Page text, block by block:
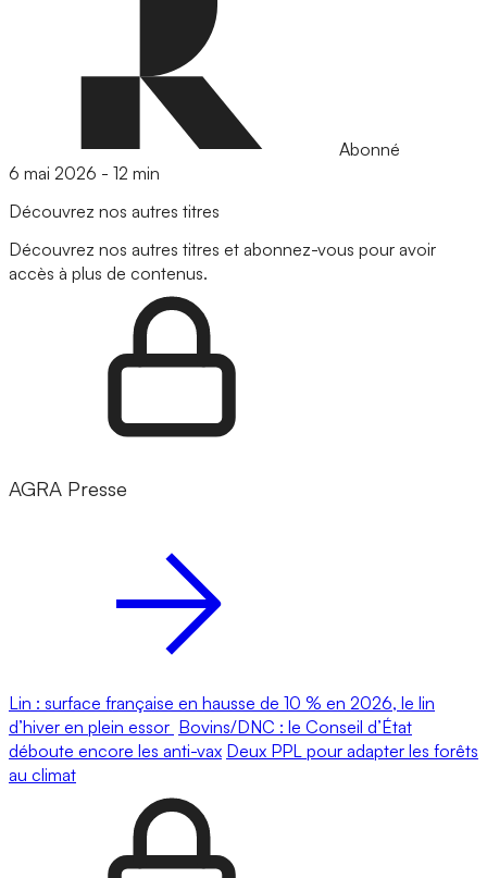
Abonné
6 mai 2026 - 12 min
Découvrez nos autres titres
Découvrez nos autres titres et abonnez-vous pour avoir
accès à plus de contenus.
AGRA Presse
Lin : surface française en hausse de 10 % en 2026, le lin
d’hiver en plein essor Bovins/DNC : le Conseil d’État
déboute encore les anti-vax Deux PPL pour adapter les forêts
au climat